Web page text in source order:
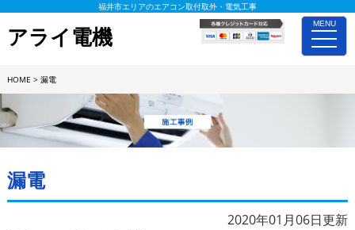
MENU
toggle
福井市エリアのエアコン取付取外・電気工事
アライ電機
HOME > 漏電
漏電
2020年01月06日更新